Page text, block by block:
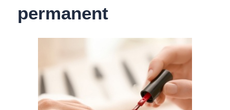
permanent